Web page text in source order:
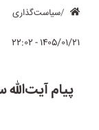
سیاست‌گذاری
۱۴۰۵/۰۱/۲۱ - ۲۲:۰۲
پیام